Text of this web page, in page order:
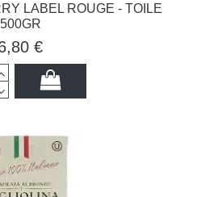
LABEL ROUGE - TOILE
500GR
€